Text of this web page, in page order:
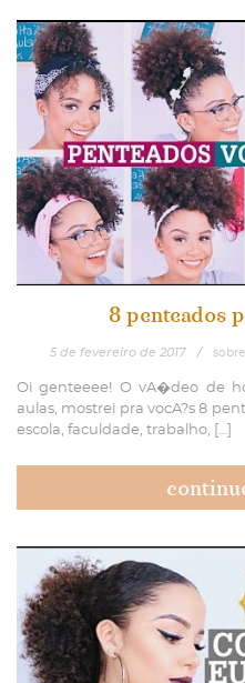
8 penteados
5 de fevereiro de 2017 / sobre
Oi genteeee! O vA�deo de
aulas, mostrei pra vocA?s 8
escola, faculdade, trabalho, […]